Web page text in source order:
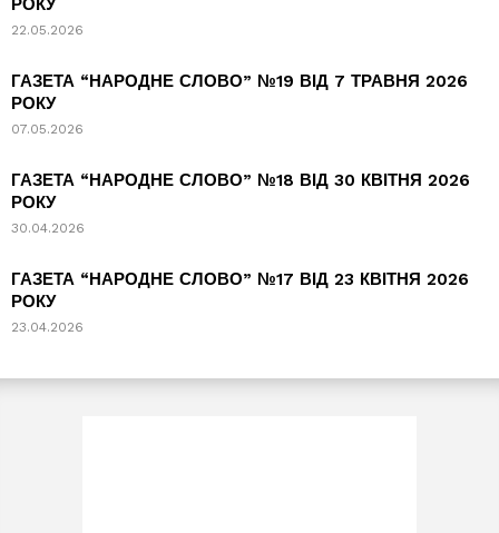
РОКУ
22.05.2026
ГАЗЕТА “НАРОДНЕ СЛОВО” №19 ВІД 7 ТРАВНЯ 2026
РОКУ
07.05.2026
ГАЗЕТА “НАРОДНЕ СЛОВО” №18 ВІД 30 КВІТНЯ 2026
РОКУ
30.04.2026
ГАЗЕТА “НАРОДНЕ СЛОВО” №17 ВІД 23 КВІТНЯ 2026
РОКУ
23.04.2026